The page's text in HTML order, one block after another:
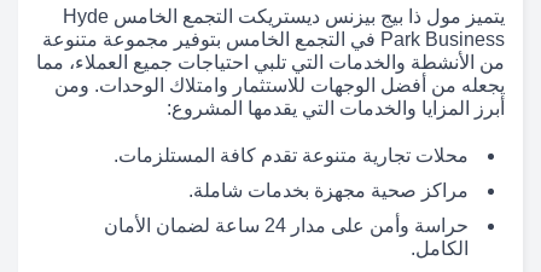
يتميز مول ذا بيج بيزنس ديستريكت التجمع الخامس Hyde
Park Business في التجمع الخامس بتوفير مجموعة متنوعة
من الأنشطة والخدمات التي تلبي احتياجات جميع العملاء، مما
يجعله من أفضل الوجهات للاستثمار وامتلاك الوحدات. ومن
أبرز المزايا والخدمات التي يقدمها المشروع:
محلات تجارية متنوعة تقدم كافة المستلزمات.
مراكز صحية مجهزة بخدمات شاملة.
حراسة وأمن على مدار 24 ساعة لضمان الأمان
الكامل.